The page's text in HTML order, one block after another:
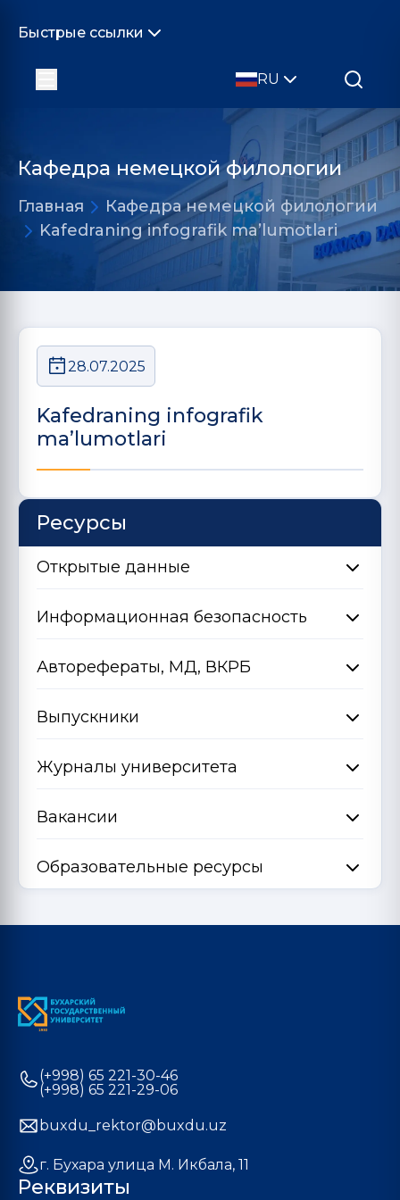
Быстрые ссылки
RU
Кафедра немецкой филологии
Главная
Кафедра немецкой филологии
Kafedraning infografik ma’lumotlari
28.07.2025
Kafedraning infografik
ma’lumotlari
Ресурсы
Открытые данные
Информационная безопасность
Авторефераты, МД, ВКРБ
Выпускники
Журналы университета
Вакансии
Образовательные ресурсы
(+998) 65 221-30-46
(+998) 65 221-29-06
buxdu_rektor@buxdu.uz
г. Бухара улица М. Икбала, 11
Реквизиты